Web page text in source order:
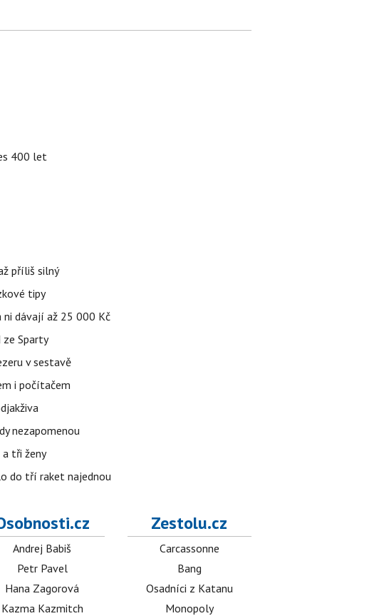
400 let
příliš silný
tipy
ni dávají až 25 000 Kč
ze Sparty
v sestavě
i počítačem
nezapomenou
tři ženy
do tří raket najednou
Andrej Babiš
Petr Pavel
Hana Zagorová
Kazma Kazmitch
Zestolu.cz
Carcassonne
Bang
Osadníci z Katanu
Monopoly